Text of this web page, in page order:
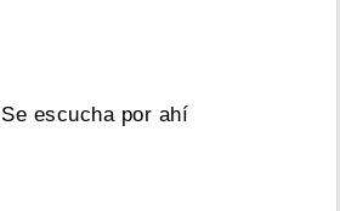
Se escucha por ahí